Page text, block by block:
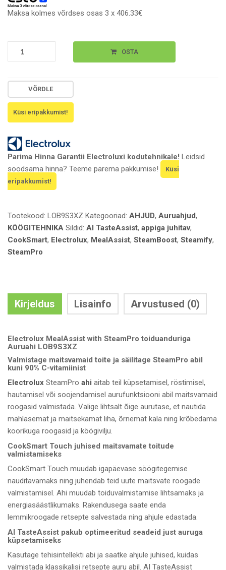
Maksa kolmes võrdses osas 3 x 406.33€
STEAMPRO
TOIDUANDURIGA
AURUAHI
LOB9S3XZ
KOGUS
OSTA
VÕRDLE
Parima Hinna Garantii Electroluxi kodutehnikale! Leidsid
soodsama hinna? Teeme parema pakkumise!
Küsi
eripakkumist!
Tootekood: LOB9S3XZ Kategooriad: AHJUD, Auruahjud,
KÖÖGITEHNIKA Sildid: AI TasteAssist, appiga juhitav,
CookSmart, Electrolux, MealAssist, SteamBoost, Steamify,
SteamPro
Kirjeldus Lisainfo Arvustused (0)
Electrolux MealAssist with SteamPro toiduanduriga
Auruahi LOB9S3XZ
Valmistage maitsvamaid toite ja säilitage SteamPro abil
kuni 90% C-vitamiinist
Electrolux SteamPro ahi aitab teil küpsetamisel, röstimisel,
hautamisel või soojendamisel aurufunktsiooni abil maitsvamaid
roogasid valmistada. Valige lihtsalt õige aurutase, et nautida
mahlasemat ja maitsekamat liha, õrnemat kala ning krõbedama
koorikuga roogasid ja köögivilju.
CookSmart Touch juhised maitsvamate toitude
valmistamiseks
CookSmart Touch muudab igapäevase söögitegemise
nauditavamaks ning juhendab teid uute maitsvate roogade
valmistamisel. Ahi muudab toiduvalmistamise lihtsamaks ja
energiasäästlikumaks. Rakendusega saate enda
lemmikroogade retsepte salvestada ning ahjule edastada.
AI TasteAssist pakub optimeeritud seadeid just auruga
küpsetamiseks
Kasutage tehisintellekti abi ja saatke ahjule juhised, kuidas
valmistada klassikalisi retsepte auru abil. AI TasteAssist